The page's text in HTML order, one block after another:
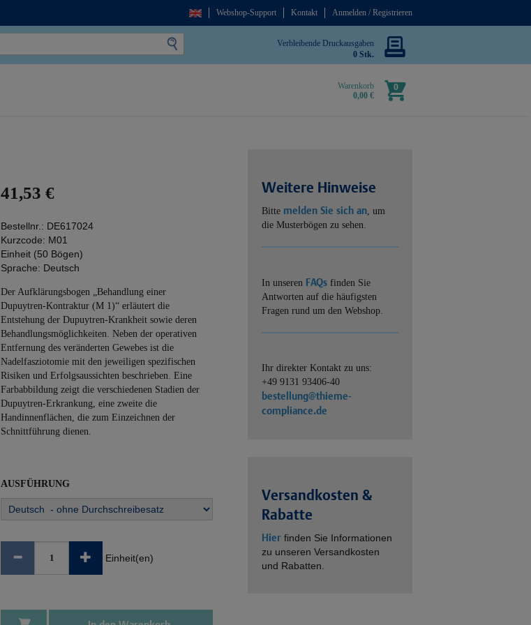
Webshop-Support Kontakt Anmelden / Registrieren
Verbleibende Druckausgaben
0 Stk.
Warenkorb
0,00 €
0
41,53 €
Bestellnr.: DE617024
Kurzcode: M01
Einheit (50 Bögen)
Sprache: Deutsch
Der Aufklärungsbogen „Behandlung einer
Dupuytren-Kontraktur (M 1)“ erläutert die
Entstehung der Dupuytren-Krankheit sowie deren
Behandlungsmöglichkeiten. Neben der operativen
Entfernung des veränderten Gewebes ist die
Nadelfasziotomie mit den jeweiligen spezifischen
Risiken und Erfolgsaussichten beschrieben. Eine
Farbabbildung zeigt die verschiedenen Stadien der
Dupuytren-Erkrankung, eine zweite die
Handinnenflächen, die zum Einzeichnen der
Schnittführung dienen.
AUSFÜHRUNG
Einheit(en)
Weitere Hinweise
Bitte melden Sie sich an, um
die Musterbögen zu sehen.
In unseren FAQs finden Sie
Antworten auf die häufigsten
Fragen rund um den Webshop.
Ihr direkter Kontakt zu uns:
+49 9131 93406-40
bestellung@thieme-
compliance.de
Versandkosten &
Rabatte
Hier finden Sie Informationen
zu unseren Versandkosten
und Rabatten.